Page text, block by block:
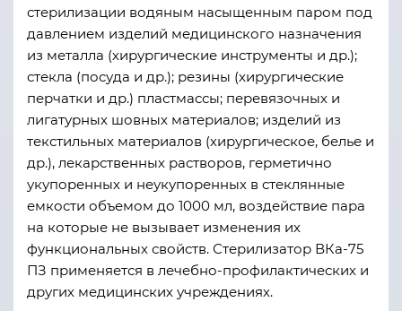
стерилизации водяным насыщенным паром под
давлением изделий медицинского назначения
из металла (хирургические инструменты и др.);
стекла (посуда и др.); резины (хирургические
перчатки и др.) пластмассы; перевязочных и
лигатурных шовных материалов; изделий из
текстильных материалов (хирургическое, белье и
др.), лекарственных растворов, герметично
укупоренных и неукупоренных в стеклянные
емкости объемом до 1000 мл, воздействие пара
на которые не вызывает изменения их
функциональных свойств. Стерилизатор ВКа-75
ПЗ применяется в лечебно-профилактических и
других медицинских учреждениях.